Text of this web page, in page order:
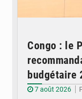
Congo : le
budgétaire
7 août 2026